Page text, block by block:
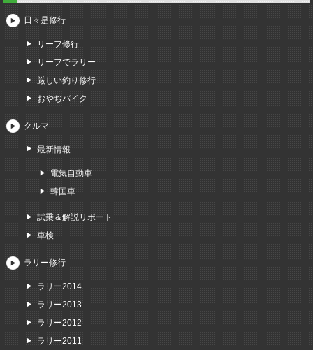
日々是修行
リーフ修行
リーフでラリー
厳しい釣り修行
おやぢバイク
クルマ
最新情報
電気自動車
韓国車
試乗＆解説リポート
車検
ラリー修行
ラリー2014
ラリー2013
ラリー2012
ラリー2011